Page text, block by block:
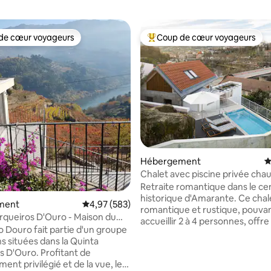
cœur voyageurs les plus appréciés
cœur voyageurs
Évaluation moyenne sur la base de 583
4,97 (583)
D'Ouro - Maison du
Douro fait partie d'un groupe
situées dans la Quinta
D'Ouro. Profitant de
privilégié et de la vue, le
Coups de cœur voyageurs les
Coup de cœur voyageurs
Hébergement
Chalet avec piscine privée
vue sur la rivière
Retraite romantique dans le
historique d'Amarante. Ce
romantique et rustique,
accueillir 2 à 4 personnes,